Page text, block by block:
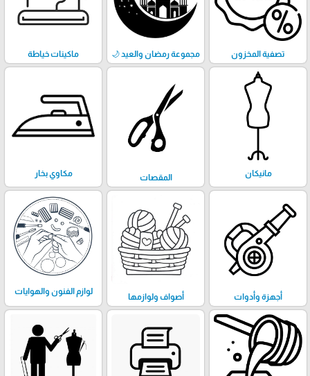
تصفية المخزون مجموعة رمضان والعيد 🌙 ماكينات خياطة
مانيكان المقصات مكاوي بخار
أجهزة وأدوات أصواف ولوازمها
لوازم الفنون والهوايات